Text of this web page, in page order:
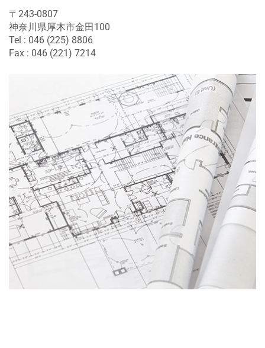
〒243-0807​
神奈川県厚木市金田100
Tel : 046 (225) 8806
Fax : 046 (221) 7214​